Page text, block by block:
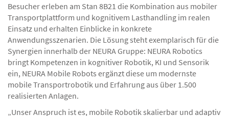
Transport zwischen den Übergabestationen verantwortet.
Besucher erleben am Stan 8B21 die Kombination aus mobiler
Transportplattform und kognitivem Lasthandling im realen
Einsatz und erhalten Einblicke in konkrete
Anwendungsszenarien. Die Lösung steht exemplarisch für die
Synergien innerhalb der NEURA Gruppe: NEURA Robotics
bringt Kompetenzen in kognitiver Robotik, KI und Sensorik
ein, NEURA Mobile Robots ergänzt diese um modernste
mobile Transportrobotik und Erfahrung aus über 1.500
realisierten Anlagen.